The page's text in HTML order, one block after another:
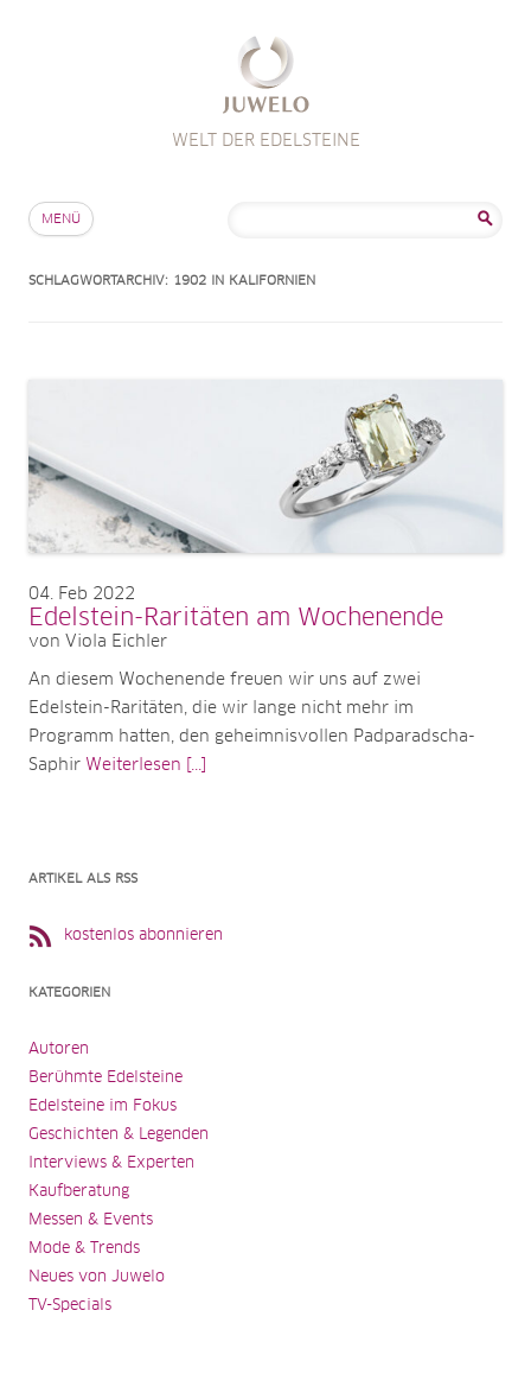
WELT DER EDELSTEINE
MENÜ
SCHLAGWORTARCHIV: 1902 IN KALIFORNIEN
04 Feb 2022
Edelstein-Raritäten am Wochenende
von Viola Eichler
An diesem Wochenende freuen wir uns auf zwei
Edelstein-Raritäten, die wir lange nicht mehr im
Programm hatten, den geheimnisvollen Padparadscha-
Saphir Weiterlesen [...]
ARTIKEL ALS RSS
kostenlos abonnieren
KATEGORIEN
Autoren
Berühmte Edelsteine
Edelsteine im Fokus
Geschichten & Legenden
Interviews & Experten
Kaufberatung
Messen & Events
Mode & Trends
Neues von Juwelo
TV-Specials